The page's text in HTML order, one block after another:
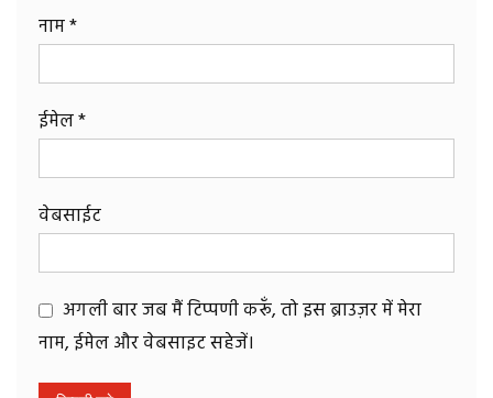
नाम*
ईमेल*
वेबसाईट
अगली बार जब मैं टिप्पणी करूँ, तो इस ब्राउज़र में मेरा
नाम, ईमेल और वेबसाइट सहेजें।